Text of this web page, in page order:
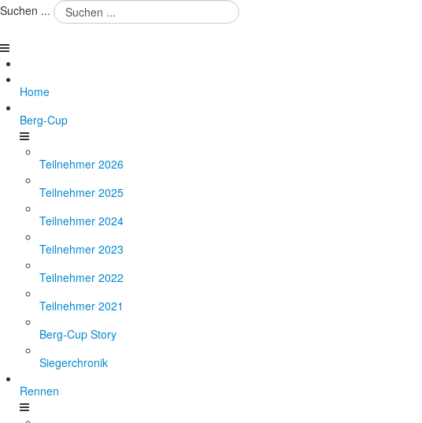
Suchen ...
Home
Berg-Cup
Teilnehmer 2026
Teilnehmer 2025
Teilnehmer 2024
Teilnehmer 2023
Teilnehmer 2022
Teilnehmer 2021
Berg-Cup Story
Siegerchronik
Rennen